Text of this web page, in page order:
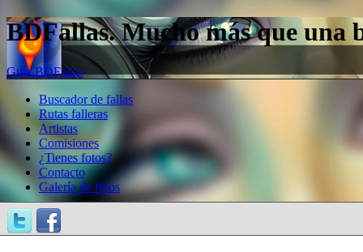
BDFallas. Mucho más que una
Guía BDFallas
Buscador de fallas
Rutas falleras
Artistas
Comisiones
¿Tienes fotos?
Contacto
Galería de fotos